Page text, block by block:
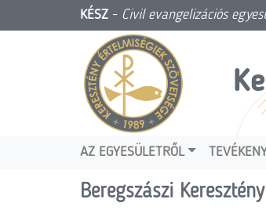
KÉSZ - Civil evangelizációs
AZ EGYESÜLETRŐL
Beregszászi